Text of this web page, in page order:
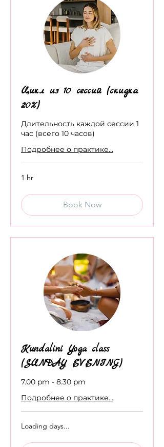
Цикл из 10 сессий (скидка
20%)
Длительность каждой сессии 1
час (всего 10 часов)
Подробнее о практике...
1 hr
Book Now
Kundalini Yoga class
(SUNDAY EVENING)
7.00 pm - 8.30 pm
Подробнее о практике...
Loading days...